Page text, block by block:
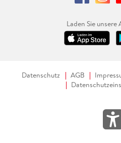
Laden Sie unsere
Datenschutz AGB